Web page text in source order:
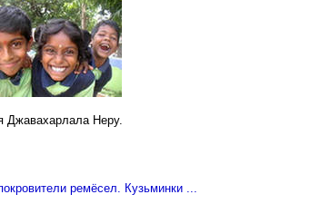
Джавахарлала Неру.
ремёсел. Кузьминки ...